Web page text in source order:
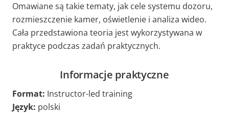
Omawiane są takie tematy, jak cele systemu dozoru,
rozmieszczenie kamer, oświetlenie i analiza wideo.
Cała przedstawiona teoria jest wykorzystywana w
praktyce podczas zadań praktycznych.
Informacje praktyczne
Format: Instructor-led training
Język: polski